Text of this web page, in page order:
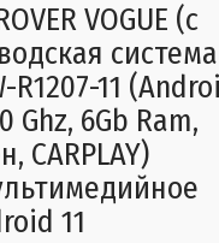
VOGUE (с
система
R1207-11
Ghz, 6Gb Ram,
CARPLAY)
11